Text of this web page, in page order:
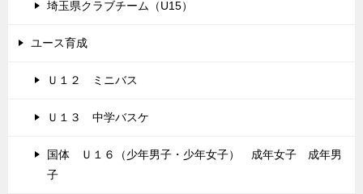
埼玉県クラブチーム（U15）
ユース育成
Ｕ１２ ミニバス
Ｕ１３ 中学バスケ
国体 Ｕ１６（少年男子・少年女子） 成年女子 成年男
子